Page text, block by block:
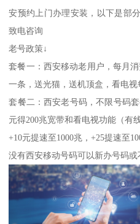
安预约上门办理安装，以下是部
致电咨询
老号政策↓
套餐一：西安移动老用户，每月
一条，送光猫，送机顶盒，看电视
套餐二：西安老号码，不限号码
元得200兆宽带和看电视功能（有
+10元提速至1000兆，+25提速至
没有西安移动号码可以新办号码